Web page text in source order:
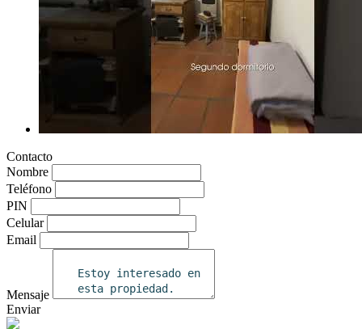
Contacto
Nombre
Teléfono
PIN
Celular
Email
Mensaje
Enviar